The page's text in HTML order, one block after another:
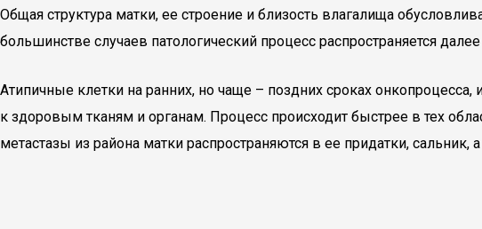
Общая структура матки, ее строение и близость влагалища
большинстве случаев патологический процесс распространяется
Атипичные клетки на ранних, но чаще – поздних сроках
к здоровым тканям и органам. Процесс происходит быстрее в тех
метастазы из района матки распространяются в ее придатки,